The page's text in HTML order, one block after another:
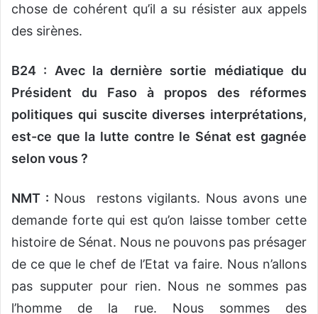
chose de cohérent qu’il a su résister aux appels
des sirènes.
B24 : Avec la dernière sortie médiatique du
Président du Faso à propos des réformes
politiques qui suscite diverses interprétations,
est-ce que la lutte contre le Sénat est gagnée
selon vous ?
NMT : Nous restons vigilants. Nous avons une
demande forte qui est qu’on laisse tomber cette
histoire de Sénat. Nous ne pouvons pas présager
de ce que le chef de l’Etat va faire. Nous n’allons
pas supputer pour rien. Nous ne sommes pas
l’homme de la rue. Nous sommes des